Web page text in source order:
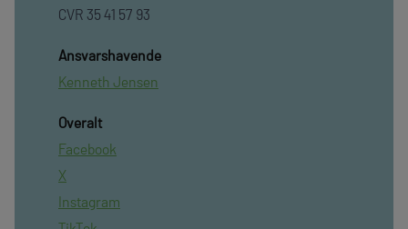
CVR 35 41 57 93
Ansvarshavende
Kenneth Jensen
Overalt
Facebook
X
Instagram